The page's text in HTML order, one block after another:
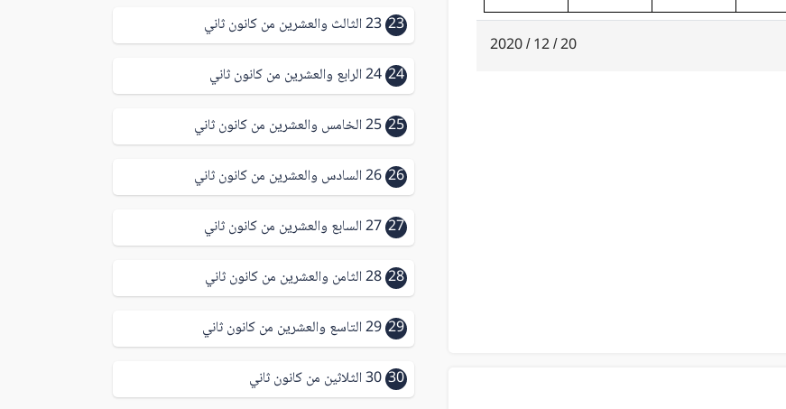
20 / 12 / 2020
23 23 الثالث والعشرين من كانون ثاني
24 24 الرابع والعشرين من كانون ثاني
25 25 الخامس والعشرين من كانون ثاني
26 26 السادس والعشرين من كانون ثاني
27 27 السابع والعشرين من كانون ثاني
28 28 الثامن والعشرين من كانون ثاني
29 29 التاسع والعشرين من كانون ثاني
30 30 الثلاثين من كانون ثاني